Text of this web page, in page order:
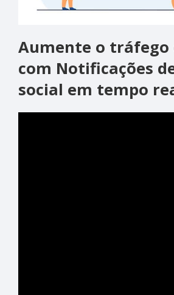
Aumente o tráfego
com Notificações
social em tempo